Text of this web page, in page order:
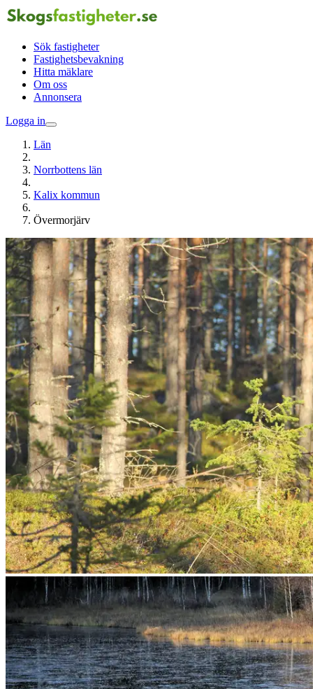
Sök fastigheter
Fastighetsbevakning
Hitta mäklare
Om oss
Annonsera
Logga in
Län
Norrbottens län
Kalix kommun
Övermorjärv